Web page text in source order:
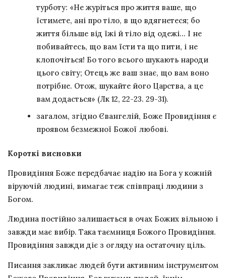
турботу: «Не журіться про життя ваше, що
їстимете, ані про тіло, в що вдягнетеся; бо
життя більше від їжі й тіло від одежі… І не
побивайтесь, що вам їсти та що пити, і не
клопочіться! Бо того всього шукають народи
цього світу; Отець же ваш знає, що вам воно
потрібне. Отож, шукайте його Царства, а це
вам додасться» (Лк 12, 22-23. 29-31).
загалом, згідно Євангелій, Боже Провидіння є
проявом безмежної Божої любові.
Короткі висновки
Провидіння Боже передбачає надію на Бога у кожній
віруючій людині, вимагає теж співпраці людини з
Богом.
Людина постійно залишається в очах Божих вільною і
завжди має вибір. Така таємниця Божого Провидіння.
Провидіння завжди діє з огляду на остаточну ціль.
Писання закликає людей бути активним інструментом